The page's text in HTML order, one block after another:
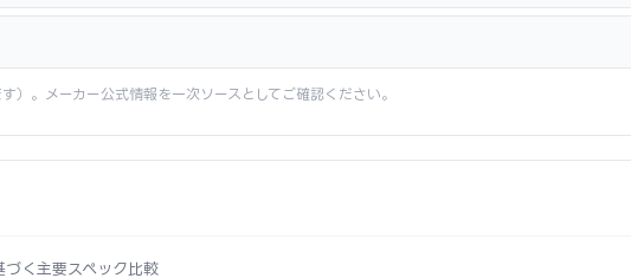
）。メーカー公式情報を一次ソースとしてご確認ください。
づく主要スペック比較